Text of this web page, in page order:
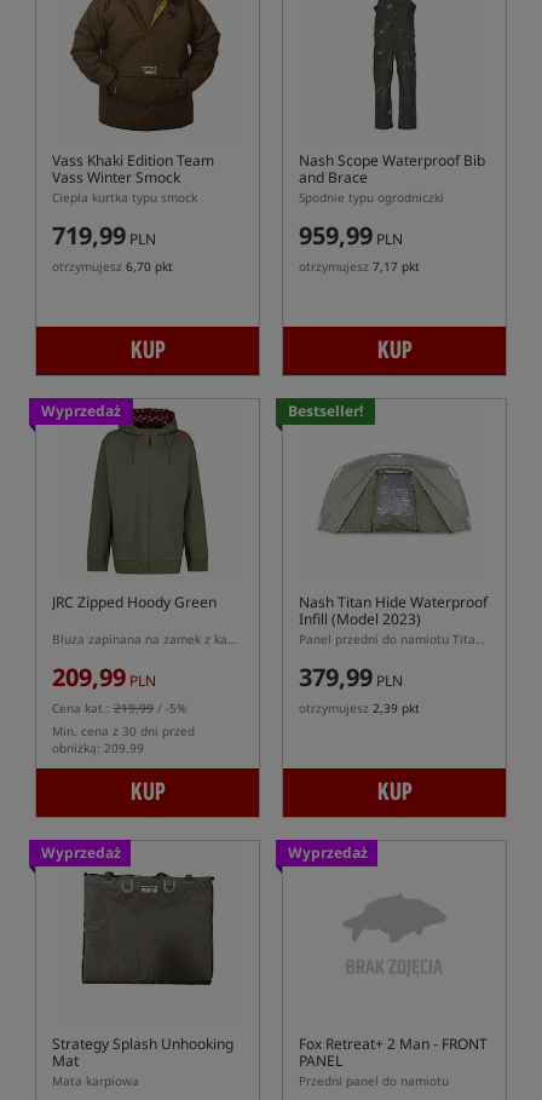
Vass Khaki Edition Team
Vass Winter Smock
Ciepła kurtka typu smock
719,99 PLN
otrzymujesz 6,70 pkt
KUP
Nash Scope Waterproof Bib
and Brace
Spodnie typu ogrodniczki
959,99 PLN
otrzymujesz 7,17 pkt
KUP
Wyprzedaż
JRC Zipped Hoody Green
Bluza zapinana na zamek z kapturem
209,99 PLN
Cena kat.: 219,99 / -5%
Min. cena z 30 dni przed
obniżką: 209.99
KUP
Bestseller!
Nash Titan Hide Waterproof
Infill (Model 2023)
Panel przedni do namiotu Titan Hide (Model 2023)
379,99 PLN
otrzymujesz 2,39 pkt
KUP
Wyprzedaż
Strategy Splash Unhooking
Mat
Mata karpiowa
Wyprzedaż
Fox Retreat+ 2 Man - FRONT
PANEL
Przedni panel do namiotu